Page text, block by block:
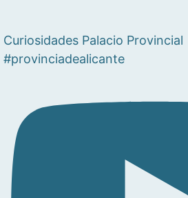
Curiosidades Palacio Provincial
#provinciadealicante